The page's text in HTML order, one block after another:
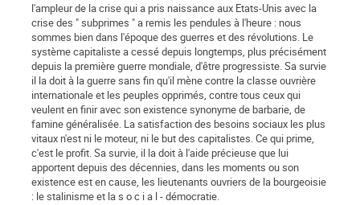
l'ampleur de la crise qui a pris naissance aux Etats-Unis avec la
crise des " subprimes " a remis les pendules à l'heure : nous
sommes bien dans l'époque des guerres et des révolutions. Le
système capitaliste a cessé depuis longtemps, plus précisément
depuis la première guerre mondiale, d'être progressiste. Sa survie
il la doit à la guerre sans fin qu'il mène contre la classe ouvrière
internationale et les peuples opprimés, contre tous ceux qui
veulent en finir avec son existence synonyme de barbarie, de
famine généralisée. La satisfaction des besoins sociaux les plus
vitaux n'est ni le moteur, ni le but des capitalistes. Ce qui prime,
c'est le profit. Sa survie, il la doit à l'aide précieuse que lui
apportent depuis des décennies, dans les moments ou son
existence est en cause, les lieutenants ouvriers de la bourgeoisie
: le stalinisme et la s o c i a l - démocratie.